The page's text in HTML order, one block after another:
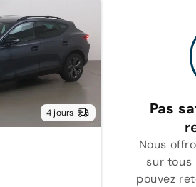
4 jours
Pas
Nous
sur tous
pouvez